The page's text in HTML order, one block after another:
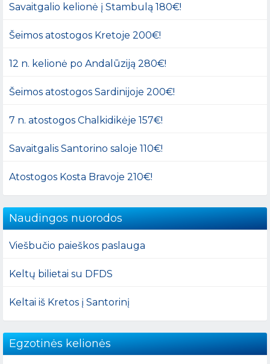
Savaitgalio kelionė į Stambulą 180€!
Šeimos atostogos Kretoje 200€!
12 n. kelionė po Andalūziją 280€!
Šeimos atostogos Sardinijoje 200€!
7 n. atostogos Chalkidikėje 157€!
Savaitgalis Santorino saloje 110€!
Atostogos Kosta Bravoje 210€!
Naudingos nuorodos
Viešbučio paieškos paslauga
Keltų bilietai su DFDS
Keltai iš Kretos į Santorinį
Egzotinės kelionės